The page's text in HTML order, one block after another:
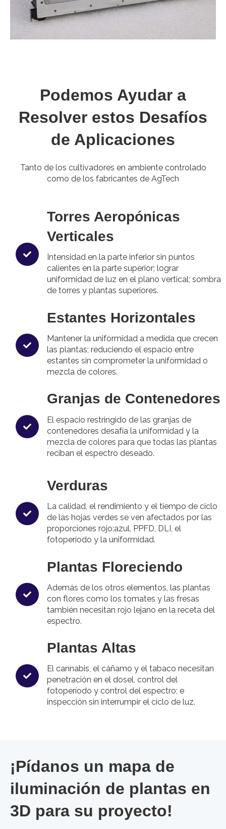
Podemos Ayudar a
Resolver estos Desafíos
de Aplicaciones
Tanto de los cultivadores en ambiente controlado
como de los fabricantes de AgTech
Torres Aeropónicas
Verticales
Intensidad en la parte inferior sin puntos
calientes en la parte superior; lograr
uniformidad de luz en el plano vertical; sombra
de torres y plantas superiores.
Estantes Horizontales
Mantener la uniformidad a medida que crecen
las plantas; reduciendo el espacio entre
estantes sin comprometer la uniformidad o
mezcla de colores.
Granjas de Contenedores
El espacio restringido de las granjas de
contenedores desafía la uniformidad y la
mezcla de colores para que todas las plantas
reciban el espectro deseado.
Verduras
La calidad, el rendimiento y el tiempo de ciclo
de las hojas verdes se ven afectados por las
proporciones rojo:azul, PPFD, DLI, el
fotoperíodo y la uniformidad.
Plantas Floreciendo
Además de los otros elementos, las plantas
con flores como los tomates y las fresas
también necesitan rojo lejano en la receta del
espectro.
Plantas Altas
El cannabis, el cáñamo y el tabaco necesitan
penetración en el dosel, control del
fotoperíodo y control del espectro; e
inspección sin interrumpir el ciclo de luz.
¡Pídanos un mapa de
iluminación de plantas en
3D para su proyecto!